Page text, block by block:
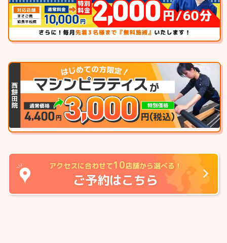
アクセスに合わせて10店舗から選べる！
ご予約はこちら